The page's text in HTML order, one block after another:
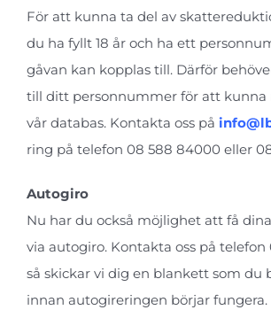
För att kunna ta del av
du ha fyllt 18 år och ha ett
gåvan kan kopplas till. Därför
till ditt personnummer för att kunna
vår databas. Kontakta oss på
ring på telefon 08 588 84000 eller
Autogiro
Nu har du också möjlighet att få
via autogiro. Kontakta oss på
så skickar vi dig en blankett som du
innan autogireringen börjar fungera.